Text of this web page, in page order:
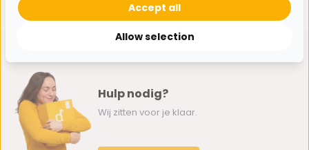
Hulp nodig?
Wij zitten voor je klaar.
Allow selection
Accept all